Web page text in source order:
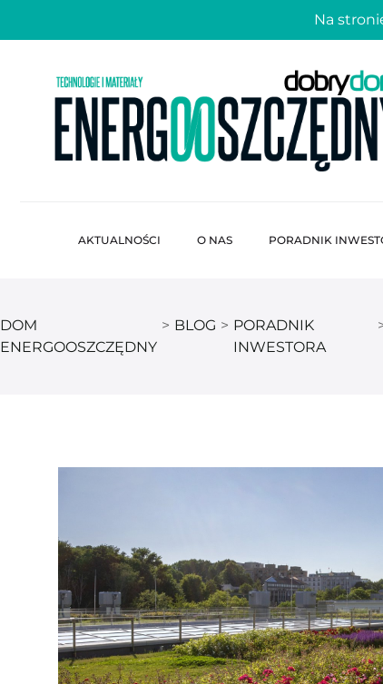
Na
AKTUALNOŚCI O NAS PORADNIK
DOM
ENERGOOSZCZĘDNY
> BLOG > PORADNIK
INWESTORA